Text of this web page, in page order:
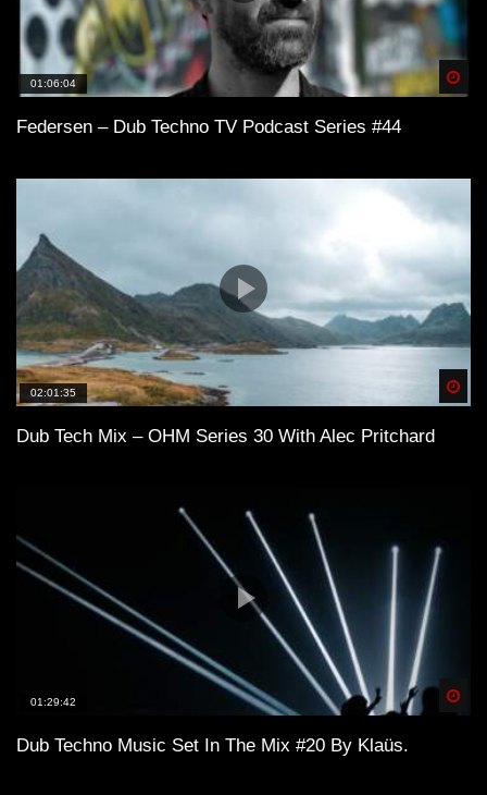
01:06:04
Federsen – Dub Techno TV Podcast Series #44
02:01:35
Dub Tech Mix – OHM Series 30 With Alec Pritchard
01:29:42
Dub Techno Music Set In The Mix #20 By Klaüs.